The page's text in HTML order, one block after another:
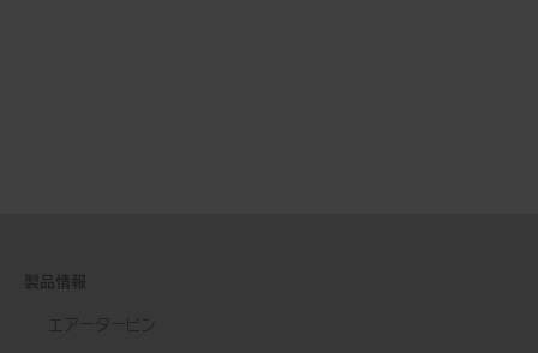
製品情報
エアータービン